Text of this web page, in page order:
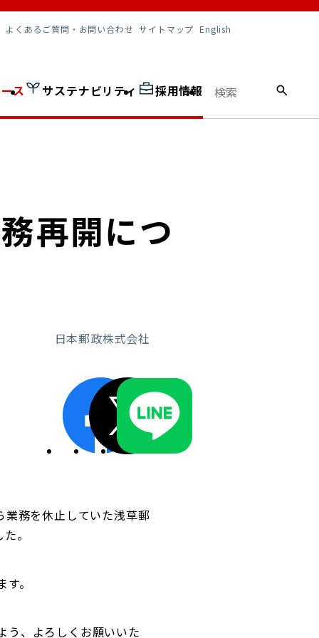
よくあるご質問・お問い合わせ サイトマップ English
ディスクロージャーポリシー／適時開示体制
ス サステナビリティ 採用情報
再開につ
日本郵政株式会社
務を休止していた浅草郵
。
。
う、よろしくお願いいた